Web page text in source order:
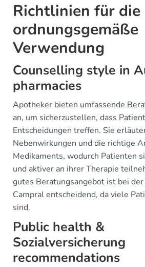
Richtlinien für die
ordnungsgemäße
Verwendung
Counselling style in
pharmacies
Apotheker bieten umfassende
an, um sicherzustellen, dass
Entscheidungen treffen. Sie
Nebenwirkungen und die richtige
Medikaments, wodurch Patienten
und aktiver an ihrer Therapie
gutes Beratungsangebot ist bei
Campral entscheidend, da viele
sind.
Public health &
Sozialversicherung
recommendations